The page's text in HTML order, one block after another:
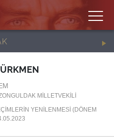
MİLLETVEKİLİ
YENİLENMESİ (DÖNEM